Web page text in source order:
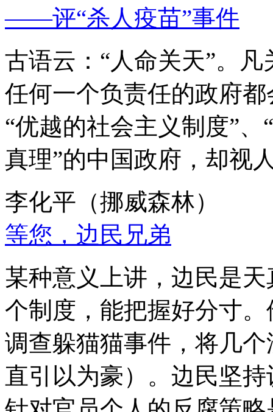
——评“杀人疫苗”事件
古语云：“人命关天”。
任何一个负责任的政府
“优越的社会主义制度”
真理”的中国政府，却视
李化平（挪威森林）
等您，边民兄弟
某种意义上讲，边民是
个制度，能把握好分寸
调查躲猫猫事件，将几
直引以为豪）。边民坚